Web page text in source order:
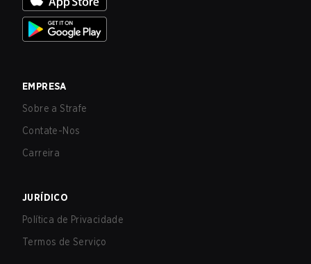
EMPRESA
Sobre a Strafe
Contate-Nos
Carreira
JURÍDICO
Política de Privacidade
Termos de Serviço